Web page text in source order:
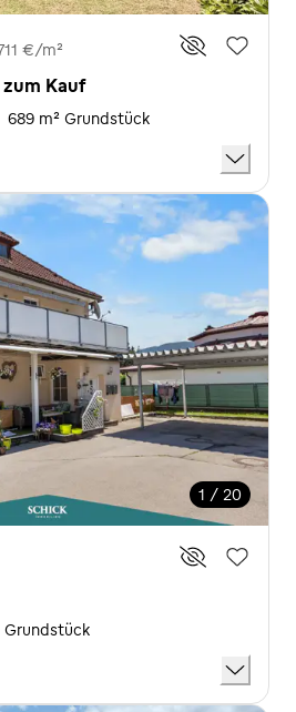
€/m²
Kauf
689 m² Grundstück
1 / 20
Grundstück